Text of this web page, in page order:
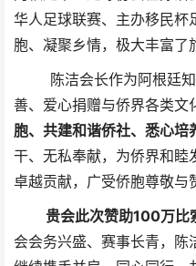
华人足球联赛、主办移民杯
胞、凝聚乡情，极大丰富了
陈洁会长作为阿根廷知
善、爱心捐赠与侨界各类文
胞、共建和谐侨社、悉心培
干、无私奉献，为侨界和睦
卓越贡献，广受侨胞尊敬与
贵会此次赞助100万比
会会务兴盛、赛事长青，陈